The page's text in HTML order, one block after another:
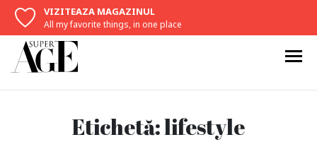
VIZITEAZA MAGAZINUL
All my favorite things, in one place
Etichetă:lifestyle